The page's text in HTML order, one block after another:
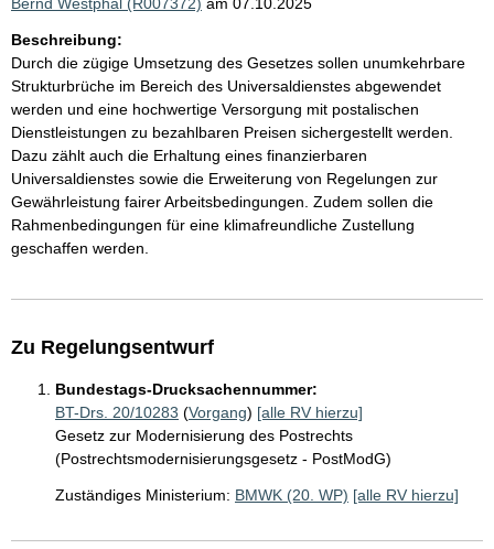
Beschreibung:
Durch die zügige Umsetzung des Gesetzes sollen unumkehrbare
Strukturbrüche im Bereich des Universaldienstes abgewendet
werden und eine hochwertige Versorgung mit postalischen
Dienstleistungen zu bezahlbaren Preisen sichergestellt werden.
Dazu zählt auch die Erhaltung eines finanzierbaren
Universaldienstes sowie die Erweiterung von Regelungen zur
Gewährleistung fairer Arbeitsbedingungen. Zudem sollen die
Rahmenbedingungen für eine klimafreundliche Zustellung
geschaffen werden.
Zu Regelungsentwurf
Bundestags-Drucksachennummer:
BT-Drs. 20/10283 (Vorgang) [alle RV hierzu]
Gesetz zur Modernisierung des Postrechts
(Postrechtsmodernisierungsgesetz - PostModG)
Zuständiges Ministerium: BMWK (20. WP) [alle RV hierzu]